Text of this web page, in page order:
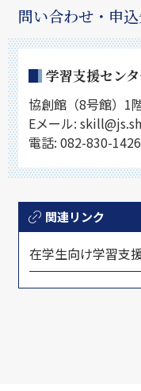
問い合わせ・申
学習支援セン
協創館（8号館）1
Eメール:
電話: 082-830-
関連リンク
在学生向け学習支